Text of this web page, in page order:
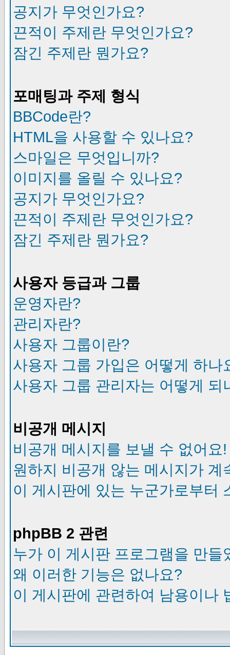
공지가 무엇인가요?
끈적이 주제란 무엇인가요?
잠긴 주제란 뭔가요?
포매팅과 주제 형식
BBCode란?
HTML을 사용할 수 있나요?
스마일은 무엇입니까?
이미지를 올릴 수 있나요?
공지가 무엇인가요?
끈적이 주제란 무엇인가요?
잠긴 주제란 뭔가요?
사용자 등급과 그룹
운영자란?
관리자란?
사용자 그룹이란?
사용자 그룹 가입은 어떻게 하나
사용자 그룹 관리자는 어떻게 되
비공개 메시지
비공개 메시지를 보낼 수 없어요!
원하지 비공개 않는 메시지가 계
이 게시판에 있는 누군가로부터
phpBB 2 관련
누가 이 게시판 프로그램을 만들
왜 이러한 기능은 없나요?
이 게시판에 관련하여 남용이나